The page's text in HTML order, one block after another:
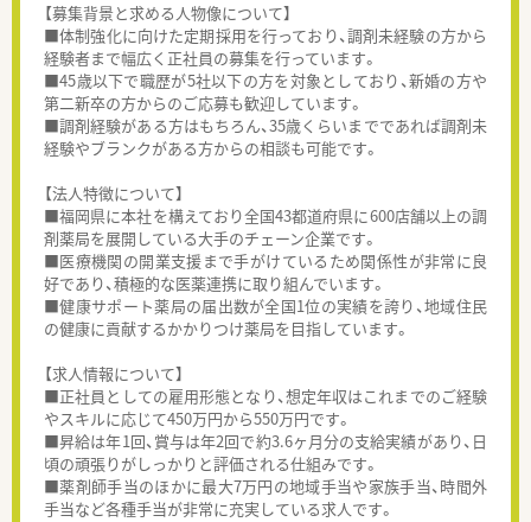
【募集背景と求める人物像について】
■体制強化に向けた定期採用を行っており、調剤未経験の方から
経験者まで幅広く正社員の募集を行っています。
■45歳以下で職歴が5社以下の方を対象としており、新婚の方や
第二新卒の方からのご応募も歓迎しています。
■調剤経験がある方はもちろん、35歳くらいまでであれば調剤未
経験やブランクがある方からの相談も可能です。
【法人特徴について】
■福岡県に本社を構えており全国43都道府県に600店舗以上の調
剤薬局を展開している大手のチェーン企業です。
■医療機関の開業支援まで手がけているため関係性が非常に良
好であり、積極的な医薬連携に取り組んでいます。
■健康サポート薬局の届出数が全国1位の実績を誇り、地域住民
の健康に貢献するかかりつけ薬局を目指しています。
【求人情報について】
■正社員としての雇用形態となり、想定年収はこれまでのご経験
やスキルに応じて450万円から550万円です。
■昇給は年1回、賞与は年2回で約3.6ヶ月分の支給実績があり、日
頃の頑張りがしっかりと評価される仕組みです。
■薬剤師手当のほかに最大7万円の地域手当や家族手当、時間外
手当など各種手当が非常に充実している求人です。